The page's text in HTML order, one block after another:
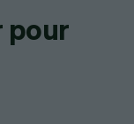
pour